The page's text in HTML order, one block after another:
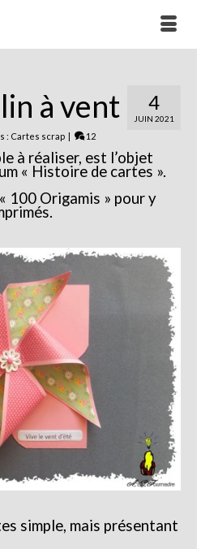
4
JUIN 2021
à vent
: Cartes scrap | 12
à réaliser, est l’objet
« Histoire de cartes ».
100 Origamis » pour y
simple, mais présentant